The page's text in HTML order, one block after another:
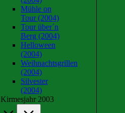
Mühle on
Tour (2004)
Tour über´n
Berg (2004)
Helloween
(2004)
Weihnachtsgrillen
(2004)
Silvester
(2004)
Kirmesjahr 2003